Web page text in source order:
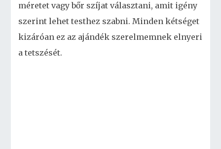
méretet vagy bőr szíjat választani, amit igény
szerint lehet testhez szabni. Minden kétséget
kizáróan ez az ajándék szerelmemnek elnyeri
a tetszését.